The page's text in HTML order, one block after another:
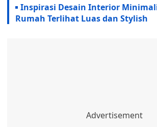
Inspirasi Desain Interior
Rumah Terlihat Luas dan Stylish